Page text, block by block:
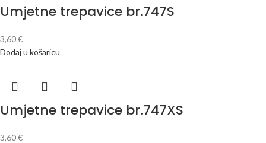
Umjetne trepavice br.747S
3,60€
Dodaj u košaricu
Umjetne trepavice br.747XS
3,60€